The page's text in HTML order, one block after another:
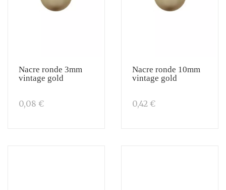
Nacre ronde 3mm
vintage gold
0,08 €
Nacre ronde 10mm
vintage gold
0,42 €